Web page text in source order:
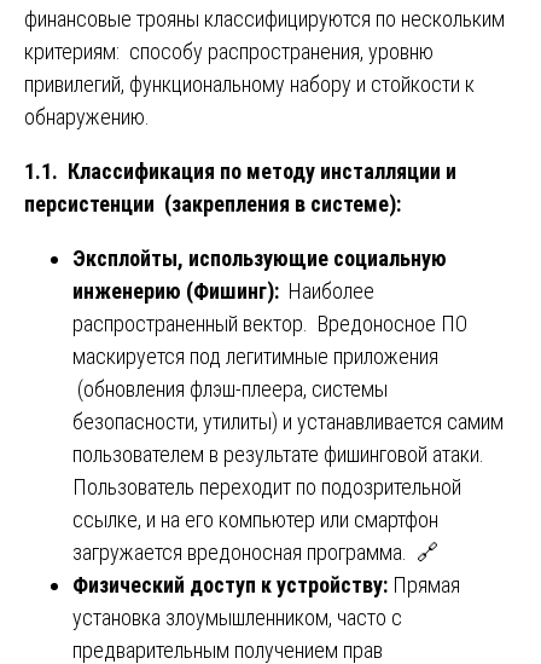
финансовые трояны классифицируются по нескольким
критериям: способу распространения, уровню
привилегий, функциональному набору и стойкости к
обнаружению.
1.1. Классификация по методу инсталляции и
персистенции (закрепления в системе):
Эксплойты, использующие социальную
инженерию (Фишинг): Наиболее
распространенный вектор. Вредоносное ПО
маскируется под легитимные приложения
(обновления флэш-плеера, системы
безопасности, утилиты) и устанавливается самим
пользователем в результате фишинговой атаки.
Пользователь переходит по подозрительной
ссылке, и на его компьютер или смартфон
загружается вредоносная программа. 🔗
Физический доступ к устройству: Прямая
установка злоумышленником, часто с
предварительным получением прав